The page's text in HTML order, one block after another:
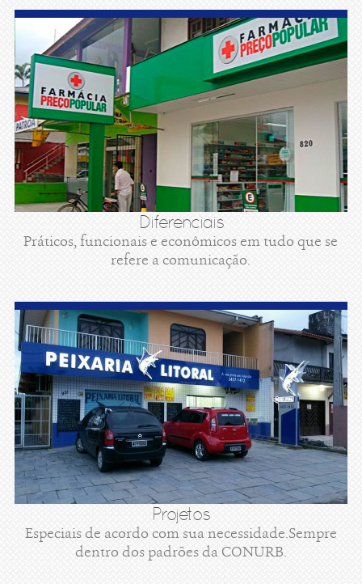
Diferenciais
Práticos, funcionais e econômicos em tudo que se
refere a comunicação.
Projetos
Especiais de acordo com sua necessidade.Sempre
dentro dos padrões da CONURB.